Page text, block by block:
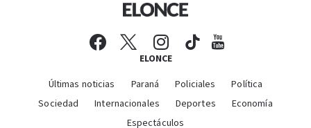
ELONCE
Últimas noticias Paraná Policiales
Política
Sociedad
Internacionales Deportes
Economía
Espectáculos